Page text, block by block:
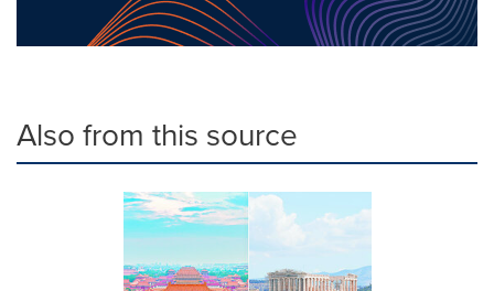
Also from this source